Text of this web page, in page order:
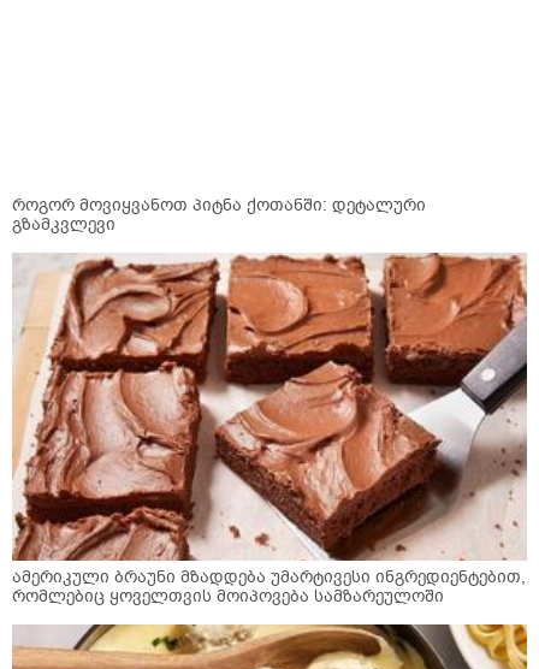
როგორ მოვიყვანოთ პიტნა ქოთანში: დეტალური
გზამკვლევი
ამერიკული ბრაუნი მზადდება უმარტივესი ინგრედიენტებით,
რომლებიც ყოველთვის მოიპოვება სამზარეულოში